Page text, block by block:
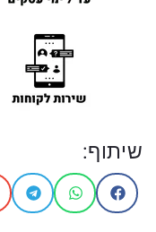
שיתוף: